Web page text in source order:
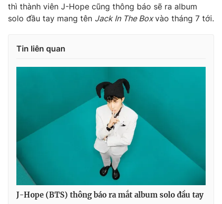
Đài Truyền hình Việt Nam
Cơ quan báo chí:
Thời báo VTV
Giấy phép hoạt động báo in và báo điện tử số 483/GP-BTTTT
cấp ngày 29/12/2023
Tổng Biên tập:
Vũ Thanh Thủy
Phó Tổng Biên tập:
Nguyễn Thị Mỹ Hạnh, Phạm Quốc Thắng,
Nguyễn Trọng Ninh
Tổng đài VTV:024.38 355 931 - 024.38 355 932
thì thành viên J-Hope cũng thông báo sẽ ra album
solo đầu tay mang tên Jack In The Boxvào tháng 7 tới.
Tin liên quan
J-Hope (BTS) thông báo ra mắt album solo đầu tay